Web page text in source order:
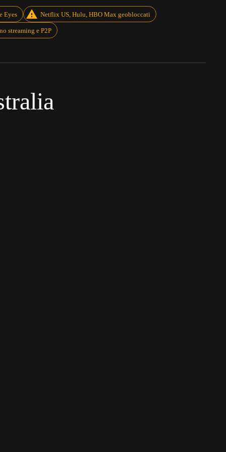
Eyes Netflix US, Hulu, HBO Max geobloccati
streaming e P2P